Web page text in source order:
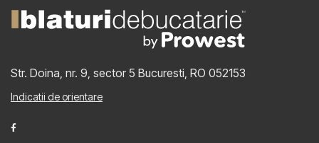
Str. Doina, nr. 9, sector 5 Bucuresti, RO 052153
Indicatii de orientare